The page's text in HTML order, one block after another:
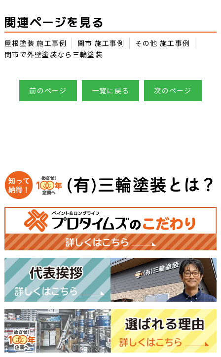
関連ページを見る
屋根塗装 施工事例 関市 施工事例
その他 施工事例
関市で外壁塗装なら三輪塗装
前のページ 一覧に戻る 次のページ